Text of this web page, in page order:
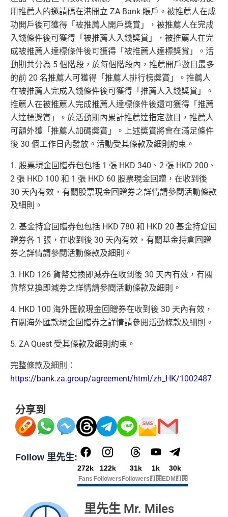
用推薦人的邀請碼在港開立 ZA Bank 賬戶。被推薦人在成
功開戶後可獲得「被推薦人開戶獎賞」，被推薦人在完成
入錢條件後可獲得「被推薦人入錢獎賞」，被推薦人在完
成被推薦人達標條件後可獲得「被推薦人達標獎賞」。活
動期共分為 5 個階段，於每個階段內，推薦開戶數目最多
的前 20 名推薦人可獲得「推薦人排行榜獎賞」。推薦人
在被推薦人完成入錢條件後可獲得「推薦人入錢獎賞」。
推薦人在被推薦人完成推薦人達標條件後還可獲得「推薦
人達標獎賞」。於活動期內累計推薦達指定數目，推薦人
可額外獲「推薦人加碼獎賞」。上述奬賞將會在滿足條件
後 30 個工作日內發放。活動受其條款及細則約束。
1. 股票現金回贈券包包括 1 張 HKD 340、2 張 HKD 200、
2 張 HKD 100 和 1 張 HKD 60 股票現金回贈，在收到後
30 天內有效，有關股票現金回贈券之詳情請參閱活動條款
及細則。
2. 基金持倉回贈券包包括 HKD 780 和 HKD 20 基金持倉回
贈券各 1 張，在收到後 30 天內有效，有關基金持倉回贈
券之詳情請參閱活動條款及細則。
3. HKD 126 貨幣兌換即減券在收到後 30 天內有效，有關
貨幣兌換即減券之詳情請參閱活動條款及細則。
4. HKD 100 海外匯款現金回贈券在收到後 30 天內有效，
有關海外匯款現金回贈券之詳情請參閱活動條款及細則。
5. ZA Quest 受其條款及細則約束。
完整條款及細則：
https://bank.za.group/agreement/html/zh_HK/1002487
分享到
Follow 里先生:
272k
Fans
122k
Followers
31k
Followers
1k
訂閱
30k
EDM訂閱
里先生 Mr. Miles